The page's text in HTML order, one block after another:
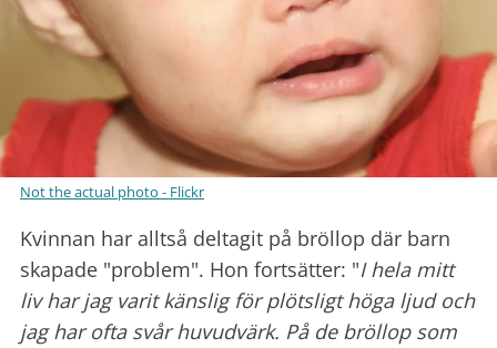
Not the actual photo - Flickr
Kvinnan har alltså deltagit på bröllop där barn
skapade "problem". Hon fortsätter: "I hela mitt
liv har jag varit känslig för plötsligt höga ljud och
jag har ofta svår huvudvärk. På de bröllop som